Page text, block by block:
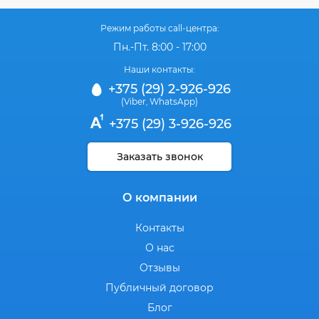
Режим работы call-центра:
Пн.-Пт. 8:00 - 17:00
Наши контакты:
+375 (29) 2-926-926
(Viber WhatsApp)
+375 (29) 3-926-926
Заказать звонок
О компании
Контакты
О нас
Отзывы
Публичный договор
Блог